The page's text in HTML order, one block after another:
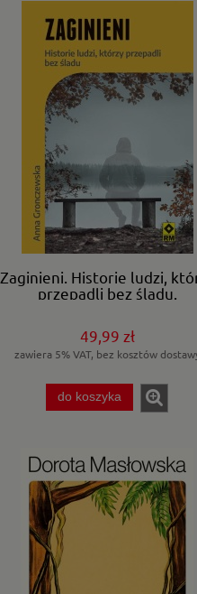
Zaginieni. Historie ludzi,
przepadli bez śladu.
49,99 zł
zawiera 5% VAT, bez kosztów
do koszyka